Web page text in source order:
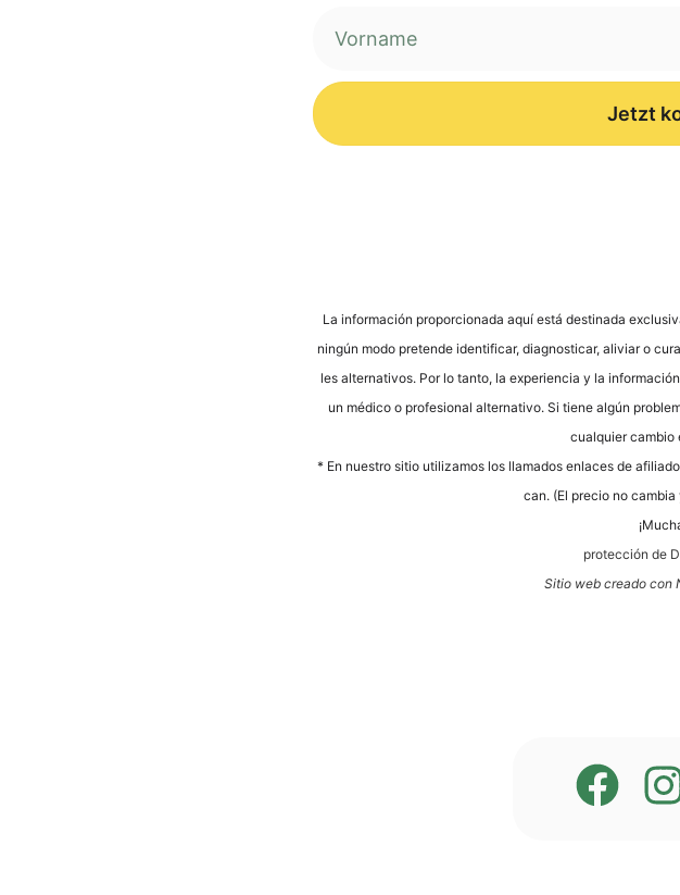
Jetzt
La infor­mación pro­por­cio­na­da aquí está desti­na­da
nin­gún modo pre­ten­de iden­ti­fi­car, dia­gno­sti­car, ali­vi­ar o
les alter­na­tivos. Por lo tan­to, la expe­ri­en­cia y la
un méd­ico o pro­fe­sio­nal alter­na­tivo. Si tiene algún
cual­quier cam­bio
* En nues­tro sitio uti­liz­a­mos los llama­dos enlaces de
can. (El pre­cio no
pro­tección de
Sitio web cre­a­do con